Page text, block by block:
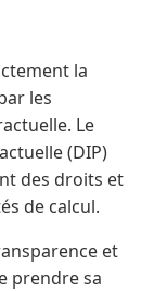
la
les
Le
(DIP)
des droits et
de calcul.
et
prendre sa